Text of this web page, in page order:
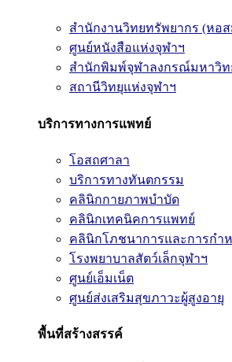
สำนักงานวิทยทรัพยากร (หอ
ศูนย์หนังสือแห่งจุฬาฯ
สำนักพิมพ์จุฬาลงกรณ์มหาวิท
สถานีวิทยุแห่งจุฬาฯ
บริการทางการแพทย์
โอสถศาลา
บริการทางทันตกรรม
คลินิกกายภาพบำบัด
คลินิกเทคนิคการแพทย์
คลินิกโภชนาการและการกำ
โรงพยาบาลสัตว์เล็กจุฬาฯ
ศูนย์เอ็มเน็ต
ศูนย์ส่งเสริมสุขภาวะผู้สูงอายุ
พื้นที่สร้างสรรค์